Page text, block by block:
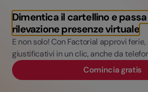
Dimentica il cartellino e passa
rilevazione presenze virtuale
E non solo! Con Factorial approvi
giustificativi in un clic, anche da
Comincia gratis
Chi siamo
Clienti
Modelli
Webinars
eBook